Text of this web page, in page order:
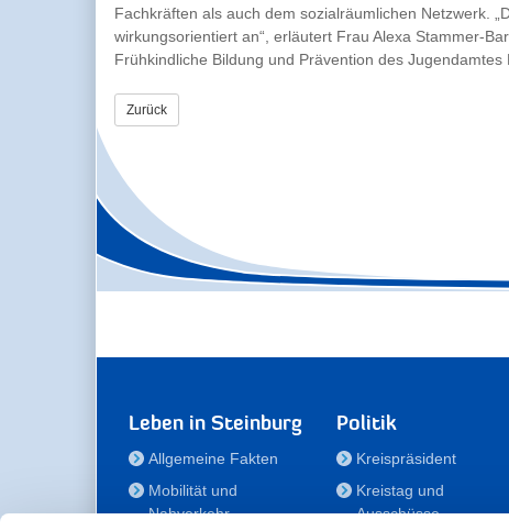
Fachkräften als auch dem sozialräumlichen Netzwerk.
wirkungsorientiert an“, erläutert Frau Alexa Stammer-
Frühkindliche Bildung und Prävention des Jugendamtes
Zurück
Leben in Steinburg
Allgemeine Fakten
Mobilität und
Nahverkehr
Politik
Kreispräsident
Kreistag und
Ausschüsse